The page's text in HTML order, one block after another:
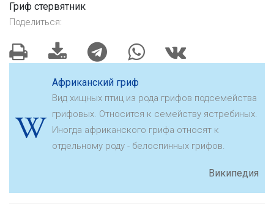
Гриф стервятник
Поделиться:
Африканский гриф
Вид хищных птиц из рода грифов подсемейства
грифовых. Относится к семейству ястребиных.
Иногда африканского грифа относят к
отдельному роду - белоспинных грифов.
Википедия